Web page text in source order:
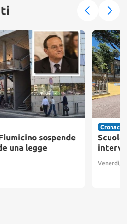
sospende
una legge
Cronaca
Scuole
Venerdì, 7